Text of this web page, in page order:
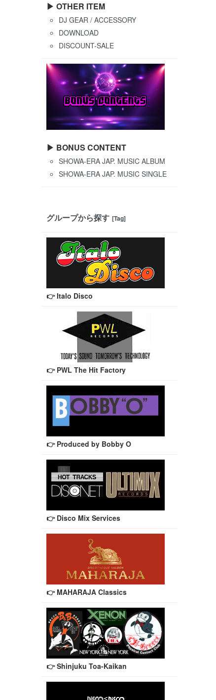
▶ OTHER ITEM
DJ GEAR / ACCESSORY
DOWNLOAD
DISCOUNT-SALE
▶ BONUS CONTENT
SHOWA-ERA JAP. MUSIC ALBUM
SHOWA-ERA JAP. MUSIC SINGLE
グループから探す [Tag]
👉 Italo Disco
👉 PWL The Hit Factory
👉 Produced by Bobby O
👉 Disco Mix Services
👉 MAHARAJA Classics
👉 Shinjuku Toa-Kaikan